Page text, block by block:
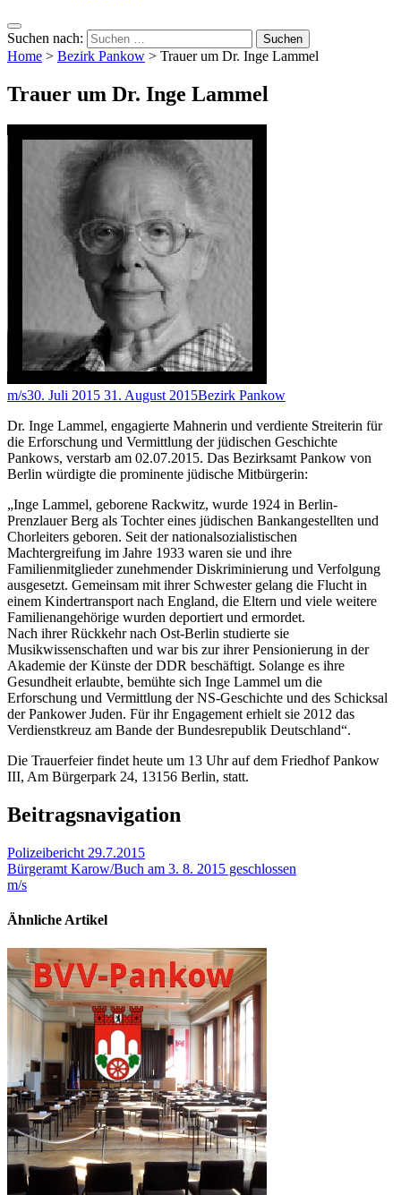
Suchen nach:
Home > Bezirk Pankow > Trauer um Dr. Inge Lammel
Trauer um Dr. Inge Lammel
m/s30. Juli 2015 31. August 2015Bezirk Pankow
Dr. Inge Lammel, engagierte Mahnerin und verdiente Streiterin für
die Erforschung und Vermittlung der jüdischen Geschichte
Pankows, verstarb am 02.07.2015. Das Bezirksamt Pankow von
Berlin würdigte die prominente jüdische Mitbürgerin:
„Inge Lammel, geborene Rackwitz, wurde 1924 in Berlin-
Prenzlauer Berg als Tochter eines jüdischen Bankangestellten und
Chorleiters geboren. Seit der nationalsozialistischen
Machtergreifung im Jahre 1933 waren sie und ihre
Familienmitglieder zunehmender Diskriminierung und Verfolgung
ausgesetzt. Gemeinsam mit ihrer Schwester gelang die Flucht in
einem Kindertransport nach England, die Eltern und viele weitere
Familienangehörige wurden deportiert und ermordet.
Nach ihrer Rückkehr nach Ost-Berlin studierte sie
Musikwissenschaften und war bis zur ihrer Pensionierung in der
Akademie der Künste der DDR beschäftigt. Solange es ihre
Gesundheit erlaubte, bemühte sich Inge Lammel um die
Erforschung und Vermittlung der NS-Geschichte und des Schicksal
der Pankower Juden. Für ihr Engagement erhielt sie 2012 das
Verdienstkreuz am Bande der Bundesrepublik Deutschland“.
Die Trauerfeier findet heute um 13 Uhr auf dem Friedhof Pankow
III, Am Bürgerpark 24, 13156 Berlin, statt.
Beitragsnavigation
Polizeibericht 29.7.2015
Bürgeramt Karow/Buch am 3. 8. 2015 geschlossen
m/s
Ähnliche Artikel